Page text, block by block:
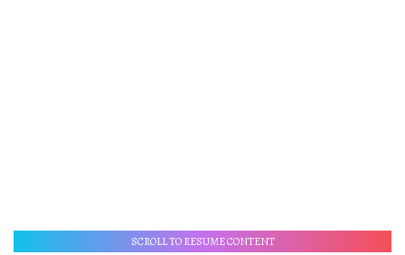
SCROLL TO RESUME CONTENT